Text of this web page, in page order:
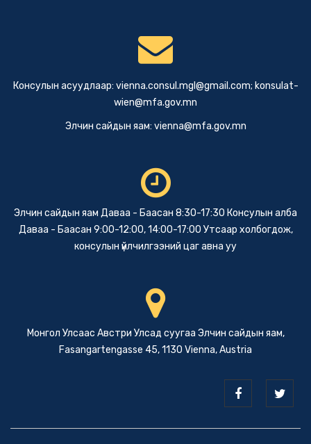
Консулын асуудлаар: vienna.consul.mgl@gmail.com; konsulat-
wien@mfa.gov.mn
Элчин сайдын яам: vienna@mfa.gov.mn
Элчин сайдын яам Даваа - Баасан 8:30-17:30 Консулын алба
Даваа - Баасан 9:00-12:00, 14:00-17:00 Утсаар холбогдож,
консулын үйлчилгээний цаг авна уу
Монгол Улсаас Австри Улсад суугаа Элчин сайдын яам,
Fasangartengasse 45, 1130 Vienna, Austria